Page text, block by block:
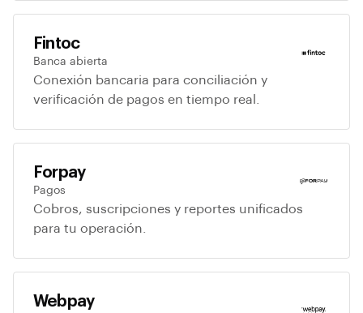
Fintoc
Banca abierta
Conexión bancaria para conciliación y
verificación de pagos en tiempo real.
Forpay
Pagos
Cobros, suscripciones y reportes unificados
para tu operación.
Webpay